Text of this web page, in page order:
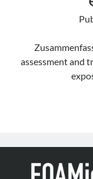
assessment and